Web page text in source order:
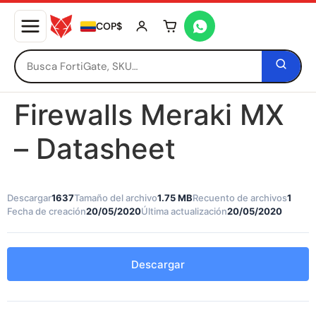
COP$ Tu carrito está vacío
Firewalls Meraki MX
– Datasheet
Descargar1637Tamaño del archivo1.75 MBRecuento de archivos1
Fecha de creación20/05/2020Última actualización20/05/2020
Descargar